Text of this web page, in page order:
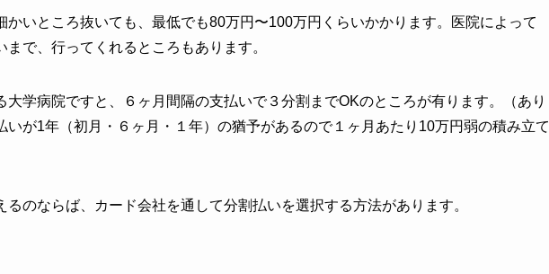
かいところ抜いても、最低でも80万円〜100万円くらいかかります。医院によって
で、行ってくれるところもあります。
大学病院ですと、６ヶ月間隔の支払いで３分割までOKのところが有ります。（あり
いが1年（初月・６ヶ月・１年）の猶予があるので１ヶ月あたり10万円弱の積み立て
のならば、カード会社を通して分割払いを選択する方法があります。